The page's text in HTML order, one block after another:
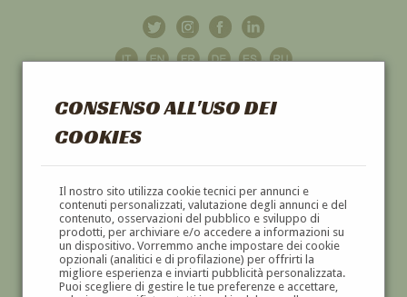
CONSENSO ALL'USO DEI
COOKIES
Il nostro sito utilizza cookie tecnici per annunci e
contenuti personalizzati, valutazione degli annunci e del
contenuto, osservazioni del pubblico e sviluppo di
prodotti, per archiviare e/o accedere a informazioni su
un dispositivo. Vorremmo anche impostare dei cookie
opzionali (analitici e di profilazione) per offrirti la
migliore esperienza e inviarti pubblicità personalizzata.
Puoi scegliere di gestire le tue preferenze e accettare,
GALLERIAD'ARTE
DIPINTI E SCULTURE '800 E '900